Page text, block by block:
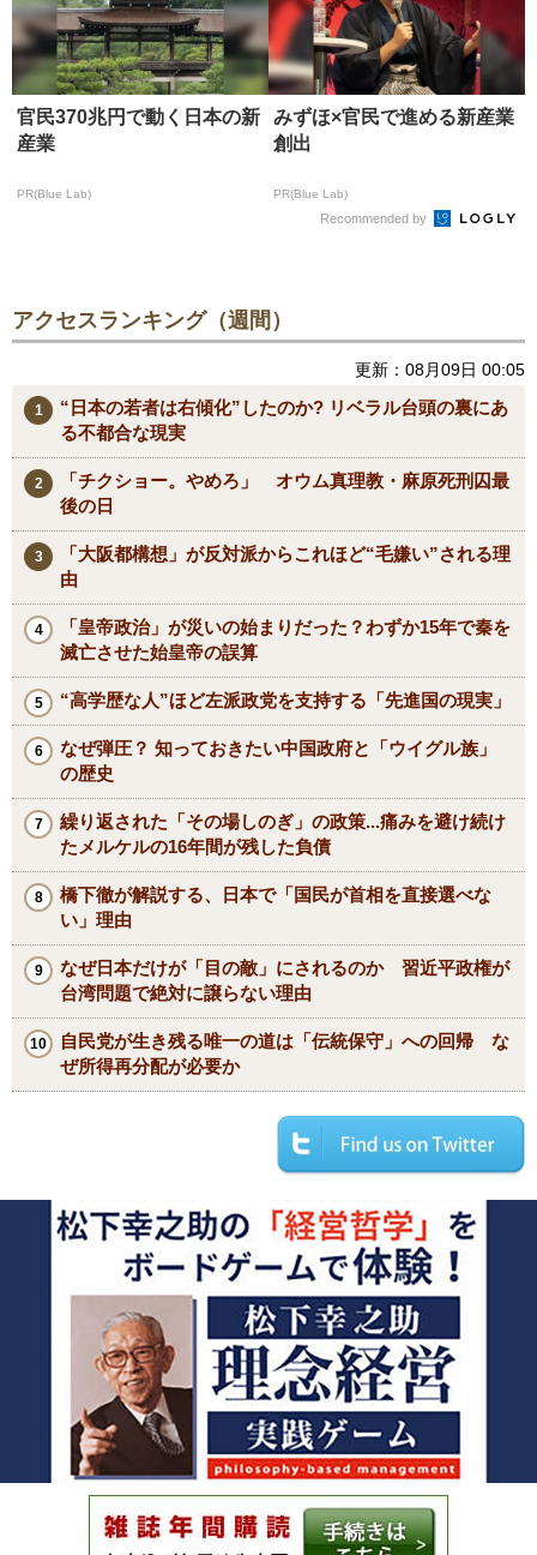
官民370兆円で動く日本の新
産業
PR(Blue Lab)
みずほ×官民で進める新産業
創出
PR(Blue Lab)
Recommended by
アクセスランキング（週間）
更新：08月09日 00:05
“日本の若者は右傾化”したのか? リベラル台頭の裏にあ
る不都合な現実
「チクショー。やめろ」 オウム真理教・麻原死刑囚最
後の日
「大阪都構想」が反対派からこれほど“毛嫌い”される理
由
「皇帝政治」が災いの始まりだった？わずか15年で秦を
滅亡させた始皇帝の誤算
“高学歴な人”ほど左派政党を支持する「先進国の現実」
なぜ弾圧？ 知っておきたい中国政府と「ウイグル族」
の歴史
繰り返された「その場しのぎ」の政策...痛みを避け続け
たメルケルの16年間が残した負債
橋下徹が解説する、日本で「国民が首相を直接選べな
い」理由
なぜ日本だけが「目の敵」にされるのか 習近平政権が
台湾問題で絶対に譲らない理由
自民党が生き残る唯一の道は「伝統保守」への回帰 な
ぜ所得再分配が必要か